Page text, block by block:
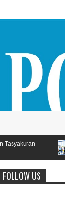
Sanggar Lukis
FOLLOW US